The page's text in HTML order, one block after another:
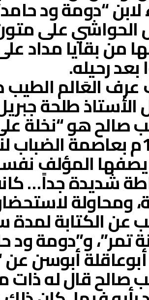
“دومة ود
على متون
من بقايا مداد
بعد رحيله.
العَالم الطيب
الأستاذ طلحة
صالح هو “نخلة
1953م بعاصمة
المؤلف
شديدة جداً…
ومحاولة
عن الكتابة لمدة
تمر”، و”دومة ود
أبوسن عن
صالح قال له